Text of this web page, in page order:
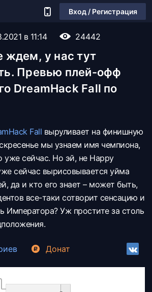
Вход / Регистрация
в 11:14 24442
ждем, у нас тут
Превью плей-офф
DreamHack Fall по
Fall выруливает на финишную
мы узнаем имя чемпиона,
уже сейчас. Но эй, не Happy
сейчас вырисовывается уйма
да и кто его знает – может быть,
все-таки сотворит сенсацию и
Императора? Уж простите за столь
Донат